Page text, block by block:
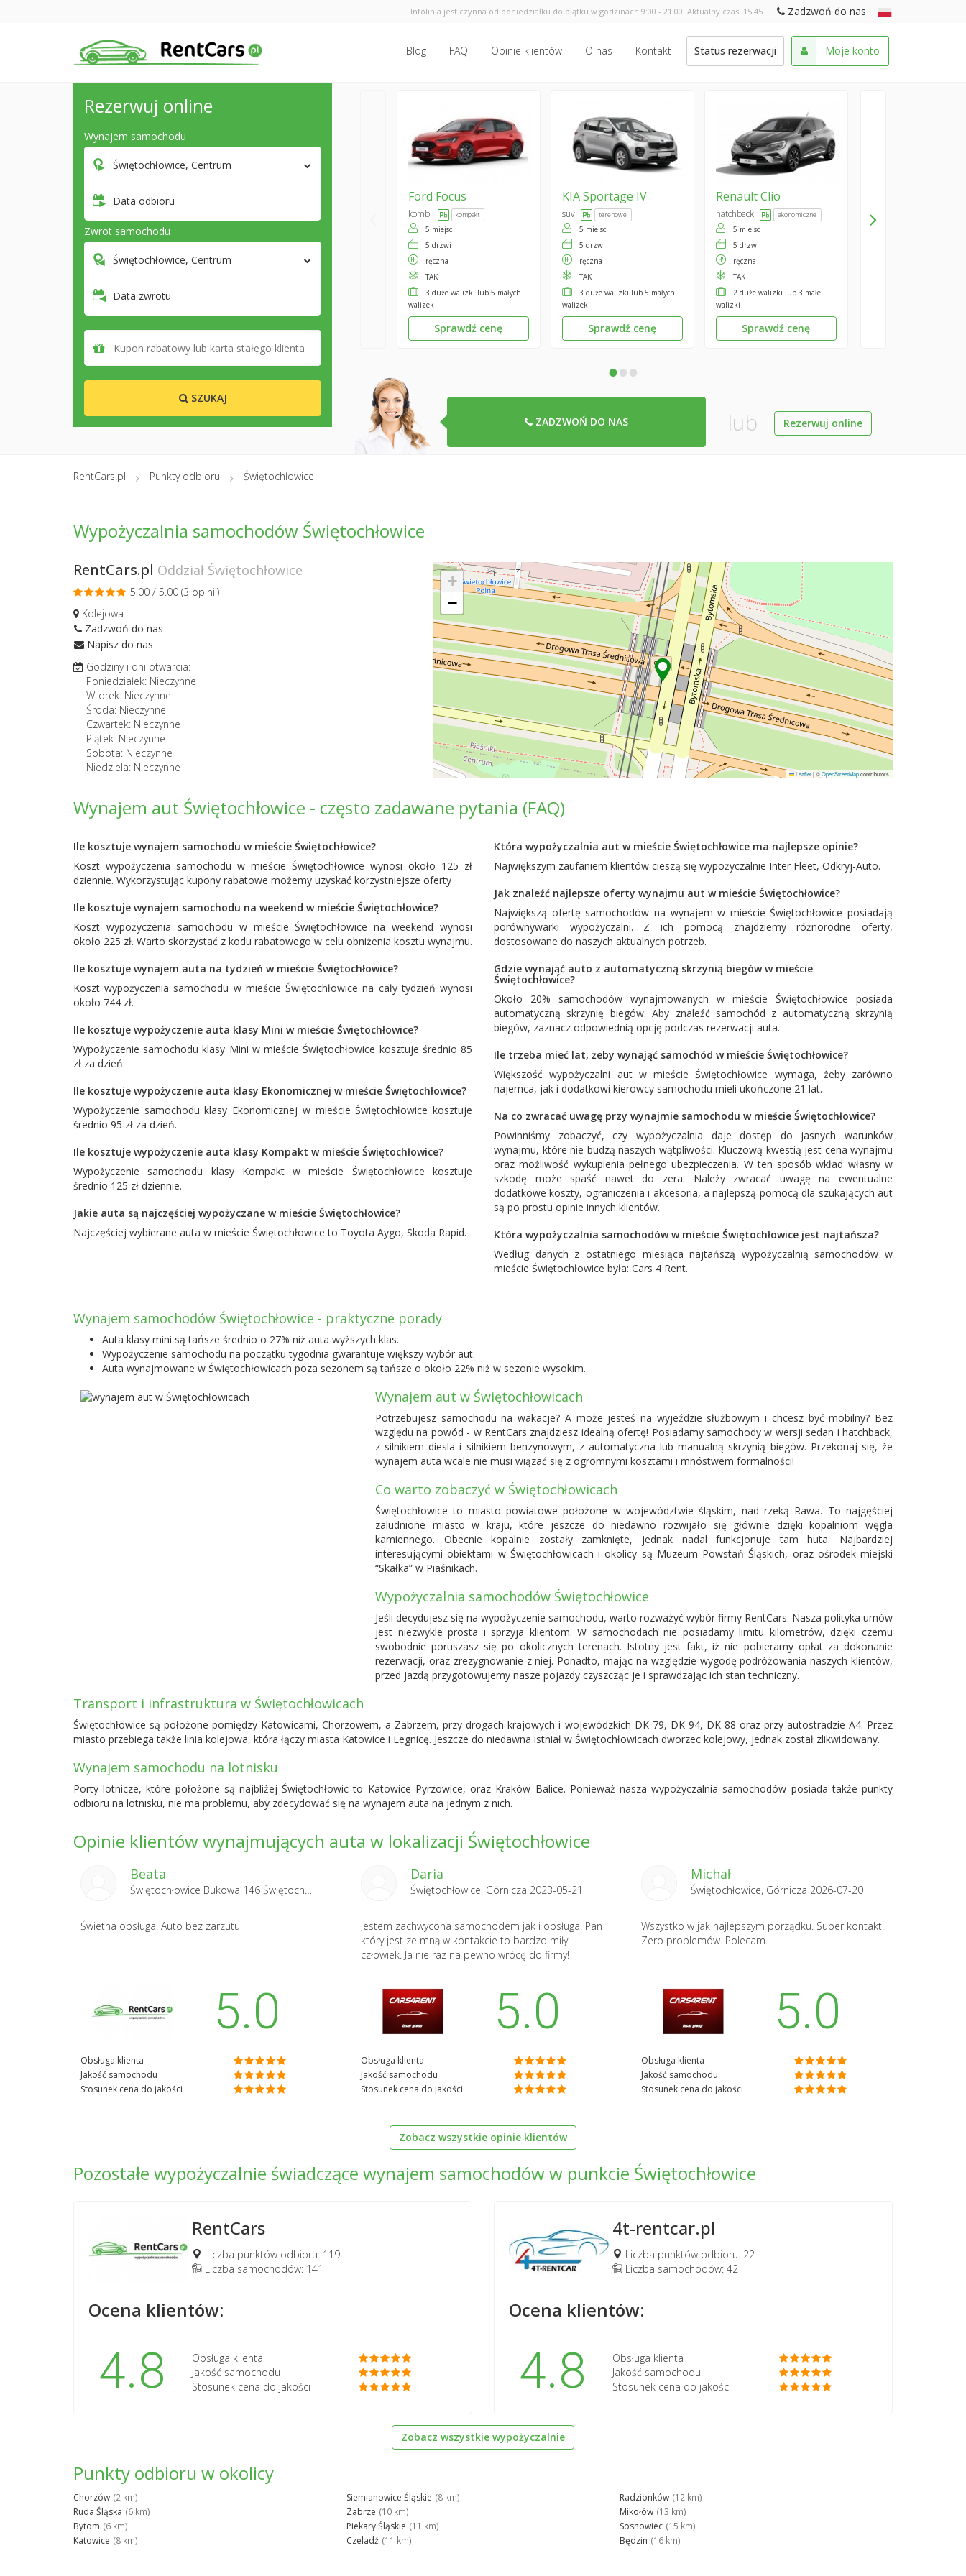
Infolinia jest czynna od poniedziałku do piątku w godzinach 9:00 - 21:00. Aktualny czas: 15:45 Zadzwoń do nas
Blog FAQ Opinie klientów O nas Kontakt Status rezerwacji Moje konto
Rezerwuj online
Wynajem samochodu
Świętochłowice, Centrum
Data odbioru
Zwrot samochodu
Świętochłowice, Centrum
Data zwrotu
SZUKAJ
Ford Focus
kombi kompakt
5 miejsc
5 drzwi
ręczna
TAK
3 duże walizki lub 5 małych
walizek
Sprawdź cenę
KIASportage IV
suv terenowe
5 miejsc
5 drzwi
ręczna
TAK
3 duże walizki lub 5 małych
walizek
Sprawdź cenę
RenaultClio
hatchback ekonomiczne
5 miejsc
5 drzwi
ręczna
TAK
2 duże walizki lub 3 małe
walizki
Sprawdź cenę
•••
ZADZWOŃ DO NAS lub Rezerwuj online
RentCars.pl Punkty odbioru Świętochłowice
Wypożyczalnia samochodów Świętochłowice
RentCars.pl Oddział Świętochłowice
5.00 / 5.00 (3 opinii)
Kolejowa
Zadzwoń do nas
Napisz do nas
Godziny i dni otwarcia:
Poniedziałek: Nieczynne
Wtorek: Nieczynne
Środa: Nieczynne
Czwartek: Nieczynne
Piątek: Nieczynne
Sobota: Nieczynne
Niedziela: Nieczynne
+
−
Leaflet|©OpenStreetMapcontributors
Wynajem aut Świętochłowice - często zadawane pytania (FAQ)
Ile kosztuje wynajem samochodu w mieście Świętochłowice?
Koszt wypożyczenia samochodu w mieście Świętochłowice wynosi około 125 zł
dziennie. Wykorzystując kupony rabatowe możemy uzyskać korzystniejsze oferty
Ile kosztuje wynajem samochodu na weekend w mieście Świętochłowice?
Koszt wypożyczenia samochodu w mieście Świętochłowice na weekend wynosi
około 225 zł. Warto skorzystać z kodu rabatowego w celu obniżenia kosztu wynajmu.
Ile kosztuje wynajem auta na tydzień w mieście Świętochłowice?
Koszt wypożyczenia samochodu w mieście Świętochłowice na cały tydzień wynosi
około 744 zł.
Ile kosztuje wypożyczenie auta klasy Mini w mieście Świętochłowice?
Wypożyczenie samochodu klasy Mini w mieście Świętochłowice kosztuje średnio 85
zł za dzień.
Ile kosztuje wypożyczenie auta klasy Ekonomicznej w mieście Świętochłowice?
Wypożyczenie samochodu klasy Ekonomicznej w mieście Świętochłowice kosztuje
średnio 95 zł za dzień.
Ile kosztuje wypożyczenie auta klasy Kompakt w mieście Świętochłowice?
Wypożyczenie samochodu klasy Kompakt w mieście Świętochłowice kosztuje
średnio 125 zł dziennie.
Jakie auta są najczęściej wypożyczane w mieście Świętochłowice?
Najczęściej wybierane auta w mieście Świętochłowice to Toyota Aygo, Skoda Rapid.
Która wypożyczalnia aut w mieście Świętochłowice ma najlepsze opinie?
Największym zaufaniem klientów cieszą się wypożyczalnie Inter Fleet, Odkryj-Auto.
Jak znaleźć najlepsze oferty wynajmu aut w mieście Świętochłowice?
Największą ofertę samochodów na wynajem w mieście Świętochłowice posiadają
porównywarki wypożyczalni. Z ich pomocą znajdziemy różnorodne oferty,
dostosowane do naszych aktualnych potrzeb.
Gdzie wynająć auto z automatyczną skrzynią biegów w mieście
Świętochłowice?
Około 20% samochodów wynajmowanych w mieście Świętochłowice posiada
automatyczną skrzynię biegów. Aby znaleźć samochód z automatyczną skrzynią
biegów, zaznacz odpowiednią opcję podczas rezerwacji auta.
Ile trzeba mieć lat, żeby wynająć samochód w mieście Świętochłowice?
Większość wypożyczalni aut w mieście Świętochłowice wymaga, żeby zarówno
najemca, jak i dodatkowi kierowcy samochodu mieli ukończone 21 lat.
Na co zwracać uwagę przy wynajmie samochodu w mieście Świętochłowice?
Powinniśmy zobaczyć, czy wypożyczalnia daje dostęp do jasnych warunków
wynajmu, które nie budzą naszych wątpliwości. Kluczową kwestią jest cena wynajmu
oraz możliwość wykupienia pełnego ubezpieczenia. W ten sposób wkład własny w
szkodę może spaść nawet do zera. Należy zwracać uwagę na ewentualne
dodatkowe koszty, ograniczenia i akcesoria, a najlepszą pomocą dla szukających aut
są po prostu opinie innych klientów.
Która wypożyczalnia samochodów w mieście Świętochłowice jest najtańsza?
Według danych z ostatniego miesiąca najtańszą wypożyczalnią samochodów w
mieście Świętochłowice była: Cars 4 Rent.
Wynajem samochodów Świętochłowice - praktyczne porady
Auta klasy mini są tańsze średnio o 27% niż auta wyższych klas.
Wypożyczenie samochodu na początku tygodnia gwarantuje większy wybór aut.
Auta wynajmowane w Świętochłowicach poza sezonem są tańsze o około 22% niż w sezonie wysokim.
Wynajem aut w Świętochłowicach
Potrzebujesz samochodu na wakacje? A może jesteś na wyjeździe służbowym i chcesz być mobilny? Bez
względu na powód - w RentCars znajdziesz idealną ofertę! Posiadamy samochody w wersji sedan i hatchback,
z silnikiem diesla i silnikiem benzynowym, z automatyczna lub manualną skrzynią biegów. Przekonaj się, że
wynajem auta wcale nie musi wiązać się z ogromnymi kosztami i mnóstwem formalności!
Co warto zobaczyć w Świętochłowicach
Świętochłowice to miasto powiatowe położone w województwie śląskim, nad rzeką Rawa. To najgęściej
zaludnione miasto w kraju, które jeszcze do niedawno rozwijało się głównie dzięki kopalniom węgla
kamiennego. Obecnie kopalnie zostały zamknięte, jednak nadal funkcjonuje tam huta. Najbardziej
interesującymi obiektami w Świętochłowicach i okolicy są Muzeum Powstań Śląskich, oraz ośrodek miejski
“Skałka” w Piaśnikach.
Wypożyczalnia samochodów Świętochłowice
Jeśli decydujesz się na wypożyczenie samochodu, warto rozważyć wybór firmy RentCars. Nasza polityka umów
jest niezwykle prosta i sprzyja klientom. W samochodach nie posiadamy limitu kilometrów, dzięki czemu
swobodnie poruszasz się po okolicznych terenach. Istotny jest fakt, iż nie pobieramy opłat za dokonanie
rezerwacji, oraz zrezygnowanie z niej. Ponadto, mając na względzie wygodę podróżowania naszych klientów,
przed jazdą przygotowujemy nasze pojazdy czyszcząc je i sprawdzając ich stan techniczny.
Transport i infrastruktura w Świętochłowicach
Świętochłowice są położone pomiędzy Katowicami, Chorzowem, a Zabrzem, przy drogach krajowych i wojewódzkich DK 79, DK 94, DK 88 oraz przy autostradzie A4. Przez
miasto przebiega także linia kolejowa, która łączy miasta Katowice i Legnicę. Jeszcze do niedawna istniał w Świętochłowicach dworzec kolejowy, jednak został zlikwidowany.
Wynajem samochodu na lotnisku
Porty lotnicze, które położone są najbliżej Świętochłowic to Katowice Pyrzowice, oraz Kraków Balice. Ponieważ nasza wypożyczalnia samochodów posiada także punkty
odbioru na lotnisku, nie ma problemu, aby zdecydować się na wynajem auta na jednym z nich.
Opinie klientów wynajmujących auta w lokalizacji Świętochłowice
Beata
Świętochłowice Bukowa 146 Świętochłowice 2025-11-08
Świetna obsługa. Auto bez zarzutu
5.0
Obsługa klienta
Jakość samochodu
Stosunek cena do jakości
Daria
Świętochłowice, Górnicza 2023-05-21
Jestem zachwycona samochodem jak i obsługa. Pan
który jest ze mną w kontakcie to bardzo miły
człowiek. Ja nie raz na pewno wrócę do firmy!
5.0
Obsługa klienta
Jakość samochodu
Stosunek cena do jakości
Michał
Świętochłowice, Górnicza 2026-07-20
Wszystko w jak najlepszym porządku. Super kontakt.
Zero problemów. Polecam.
5.0
Obsługa klienta
Jakość samochodu
Stosunek cena do jakości
Zobacz wszystkie opinie klientów
Pozostałe wypożyczalnie świadczące wynajem samochodów w punkcie Świętochłowice
RentCars
Liczba punktów odbioru: 119
Liczba samochodów: 141
Ocena klientów:
4.8
Obsługa klienta
Jakość samochodu
Stosunek cena do jakości
4t-rentcar.pl
Liczba punktów odbioru: 22
Liczba samochodów: 42
Ocena klientów:
4.8
Obsługa klienta
Jakość samochodu
Stosunek cena do jakości
Zobacz wszystkie wypożyczalnie
Punkty odbioru w okolicy
Chorzów (2 km)
Ruda Śląska (6 km)
Bytom (6 km)
Katowice (8 km)
Siemianowice Śląskie (8 km)
Zabrze (10 km)
Piekary Śląskie (11 km)
Czeladź (11 km)
Radzionków (12 km)
Mikołów (13 km)
Sosnowiec (15 km)
Będzin (16 km)